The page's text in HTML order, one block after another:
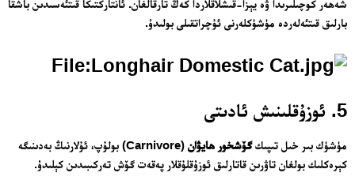
شەھەر كوچىلىرىدا ۋە يېزا-قىشلاقلاردا كەڭ تارقالغان. ئانتاركتىكا قىتئەسىدىن باشقا
بارلىق قىتئەلەردە مۈشۈكلەرنى ئۇچراتقىلى بولىدۇ.
5. ئوزۇقلىنىش ئادىتى
مۈشۈك بىر خىل تىپىكگۆشخور ھايۋان
(Carnivore) بولۇپ، ئۇلارنىڭ بەدىنىگە
كېرەكلىك بولغان تاۋرىن قاتارلىق ئوزۇقلۇقلار پەقەت گۆش تەركىبىدىن كېلىدۇ.